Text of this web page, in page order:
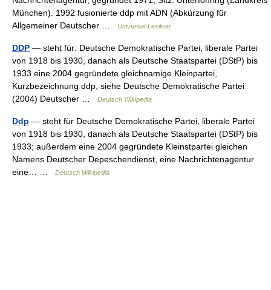
München). 1992 fusionierte ddp mit ADN (Abkürzung für
Allgemeiner Deutscher …
Universal-Lexikon
DDP — steht für: Deutsche Demokratische Partei, liberale Partei
von 1918 bis 1930, danach als Deutsche Staatspartei (DStP) bis
1933 eine 2004 gegründete gleichnamige Kleinpartei,
Kurzbezeichnung ddp, siehe Deutsche Demokratische Partei
(2004) Deutscher …
Deutsch Wikipedia
Ddp — steht für Deutsche Demokratische Partei, liberale Partei
von 1918 bis 1930, danach als Deutsche Staatspartei (DStP) bis
1933; außerdem eine 2004 gegründete Kleinstpartei gleichen
Namens Deutscher Depeschendienst, eine Nachrichtenagentur
eine… …
Deutsch Wikipedia